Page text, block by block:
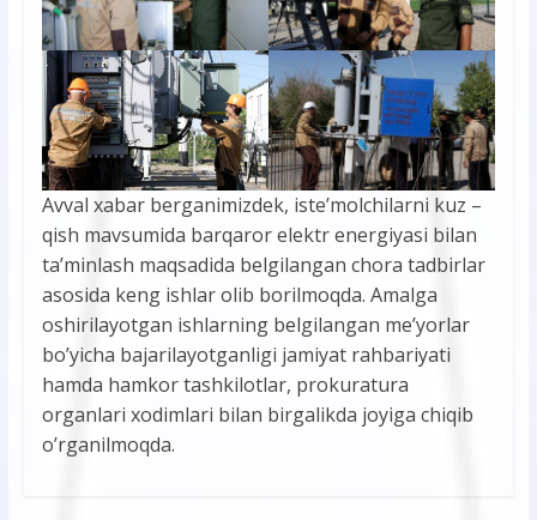
Avval xabar berganimizdek, iste’molchilarni kuz –
qish mavsumida barqaror elektr energiyasi bilan
ta’minlash maqsadida belgilangan chora tadbirlar
asosida keng ishlar olib borilmoqda. Amalga
oshirilayotgan ishlarning belgilangan me’yorlar
bo’yicha bajarilayotganligi jamiyat rahbariyati
hamda hamkor tashkilotlar, prokuratura
organlari xodimlari bilan birgalikda joyiga chiqib
o’rganilmoqda.